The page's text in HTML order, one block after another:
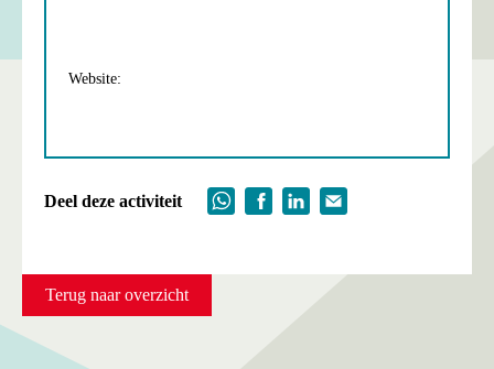
Website:
Deel deze activiteit
Terug naar overzicht